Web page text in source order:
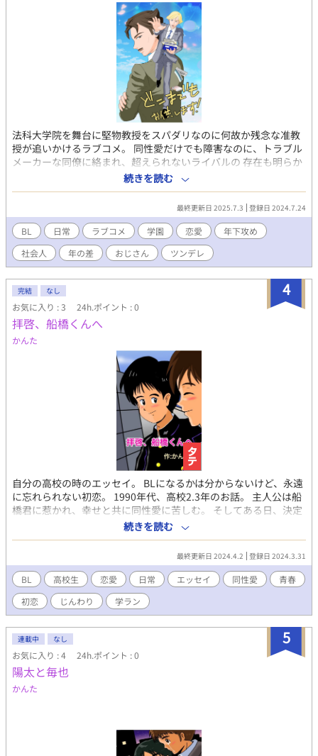
法科大学院を舞台に堅物教授をスパダリなのに何故か残念な准教
授が追いかけるラブコメ。 同性愛だけでも障害なのに、トラブル
メーカーな同僚に絡まれ、超えられないライバルの 存在も明らか
に――― 様々な障害を乗り越えて、果たして彼の想いは成就する
のか！？
続きを読む
最終更新日 2025.7.3 登録日 2024.7.24
BL 日常 ラブコメ 学園 恋愛
年下攻め
社会人
年の差 おじさん ツンデレ
4
完結 なし
お気に入り : 3 24h.ポイント : 0
拝啓、船橋くんへ
かんた
自分の高校の時のエッセイ。 BLになるかは分からないけど、永遠
に忘れられない初恋。 1990年代、高校2.3年のお話。 主人公は船
橋君に惹かれ、幸せと共に同性愛に苦しむ。 そしてある日、決定
的なすれ違いが… シリーズ最初の実話エッセイ作品。続編はハー
フエッセイになります BLというよりは、初めて好きになった人が
男性だった、という…昔の思い出話。
続きを読む
最終更新日 2024.4.2 登録日 2024.3.31
BL 高校生 恋愛 日常 エッセイ 同性愛
青春
初恋
じんわり 学ラン
5
連載中 なし
お気に入り : 4 24h.ポイント : 0
陽太と毎也
かんた